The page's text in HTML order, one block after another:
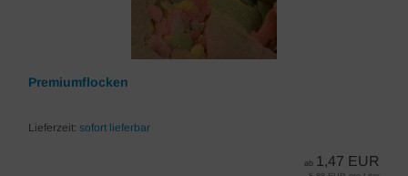
Premiumflocken
Lieferzeit: sofort lieferbar
ab 1,47 EUR